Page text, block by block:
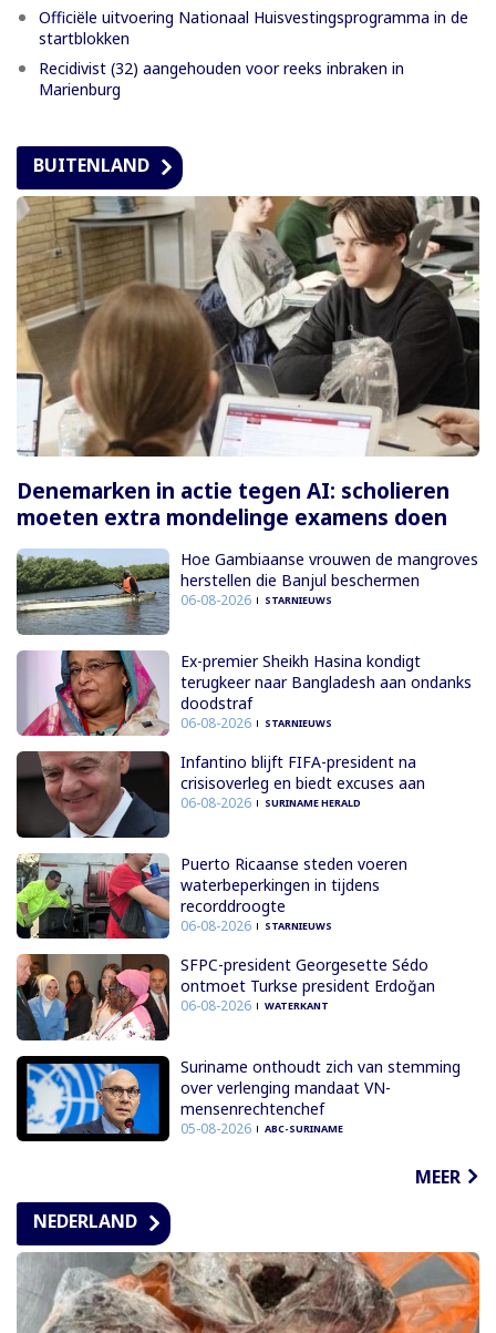
Officiële uitvoering Nationaal Huisvestingsprogramma in de
startblokken
Recidivist (32) aangehouden voor reeks inbraken in
Marienburg
BUITENLAND
Denemarken in actie tegen AI: scholieren
moeten extra mondelinge examens doen
Hoe Gambiaanse vrouwen de mangroves
herstellen die Banjul beschermen
06-08-2026 STARNIEUWS
Ex-premier Sheikh Hasina kondigt
terugkeer naar Bangladesh aan ondanks
doodstraf
06-08-2026 STARNIEUWS
Infantino blijft FIFA-president na
crisisoverleg en biedt excuses aan
06-08-2026 SURINAME HERALD
Puerto Ricaanse steden voeren
waterbeperkingen in tijdens
recorddroogte
06-08-2026 STARNIEUWS
SFPC-president Georgesette Sédo
ontmoet Turkse president Erdoğan
06-08-2026 WATERKANT
Suriname onthoudt zich van stemming
over verlenging mandaat VN-
mensenrechtenchef
05-08-2026 ABC-SURINAME
MEER
NEDERLAND